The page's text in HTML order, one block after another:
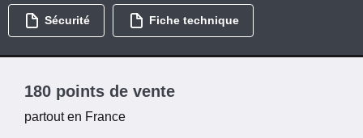
Sécurité Fiche technique
180 points de vente
partout en France